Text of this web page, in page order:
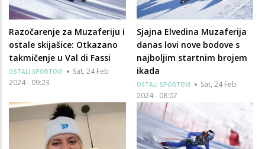
Razočarenje za Muzaferiju i
ostale skijašice: Otkazano
takmičenje u Val di Fassi
OSTALI SPORTOVI
Sat, 24 Feb
2024 - 09:23
Sjajna Elvedina Muzaferija
danas lovi nove bodove s
najboljim startnim brojem
ikada
OSTALI SPORTOVI
Sat, 24 Feb
2024 - 08:07